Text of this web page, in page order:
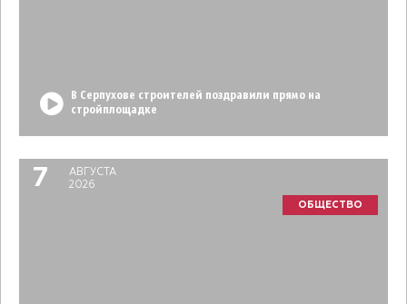
В Серпухове строителей поздравили прямо на
стройплощадке
7
АВГУСТА
2026
ОБЩЕСТВО